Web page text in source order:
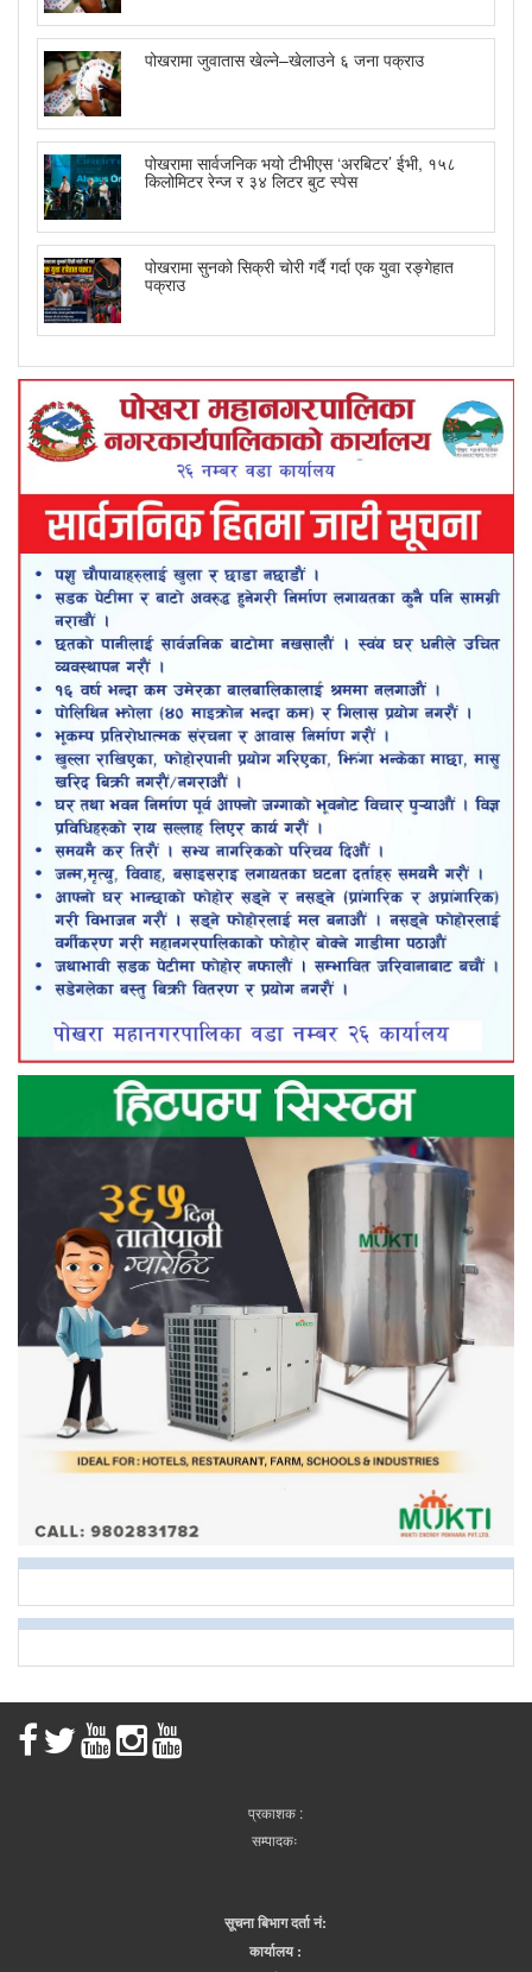
पोखरामा जुवातास खेल्ने–खेलाउने ६ जना पक्राउ
पोखरामा सार्वजनिक भयो टीभीएस ‘अरबिटर’ ईभी, १५८
किलोमिटर रेन्ज र ३४ लिटर बुट स्पेस
पोखरामा सुनको सिक्री चोरी गर्दै गर्दा एक युवा रङ्गेहात
पक्राउ
प्रकाशक :
सम्पादकः
सूचना बिभाग दर्ता नं:
कार्यालय :